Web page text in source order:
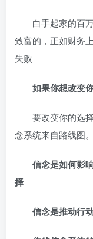
白手起家的百
致富的，正如财务
失败
如果你想改变
要改变你的选
念系统来自路线图。
信念是如何影
择
信念是推动行